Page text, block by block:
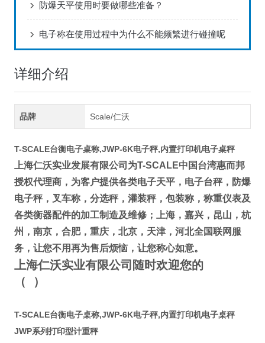
防爆天平使用时要做哪些准备？
电子称在使用过程中为什么不能频繁进行碰撞呢
详细介绍
品牌 Scale/仁沃
T-SCALE台衡电子桌称,JWP-6K电子秤,内置打印机电子桌秤
上海仁沃实业发展有限公司为T-SCALE中国台湾惠而邦
授权代理商，为客户提供各类电子天平，电子台秤，防爆
电子秤，叉车称，分选秤，灌装秤，包装称，称重仪表及
各类衡器配件的加工制造及维修；
上海，嘉兴，昆山，杭
州，南京，合肥，重庆，北京，天津，河北全国联网服
务，让您不用再为售后烦恼，让您称心如意。
上海仁沃实业有限公司随时欢迎您的
（
）
T-SCALE台衡电子桌称,JWP-6K电子秤,内置打印机电子桌秤
JWP系列打印型计重秤